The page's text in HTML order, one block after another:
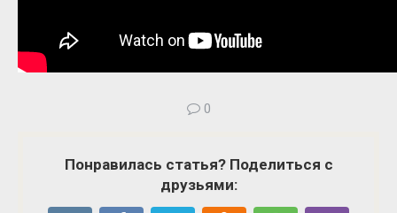
0
Понравилась статья? Поделиться с
друзьями: